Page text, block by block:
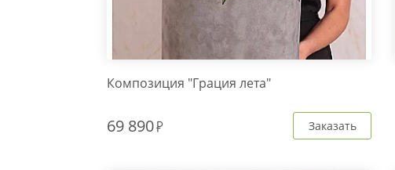
Композиция "Грация лета"
69 890 Заказать